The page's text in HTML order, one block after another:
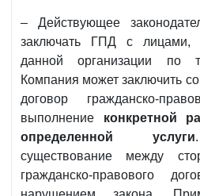
– Действующее
заключать ГПД с
данной организации по
Компания может заключить
договор гражданско-
выполнение конкретной
определенной услуги
существование между
гражданско-правового